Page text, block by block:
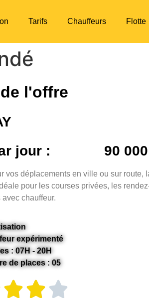
Tarifs Chauffeurs Flotte
l'offre
jour :
90
vos déplacements en ville ou sur route,
pour les courses privées, les
chauffeur.
expérimenté
: 07H - 20H
de places : 05